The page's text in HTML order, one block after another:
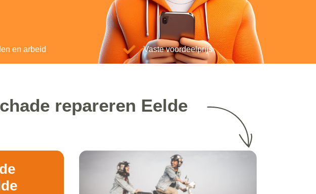
en arbeid Vaste voordeelprijs
repareren Eelde